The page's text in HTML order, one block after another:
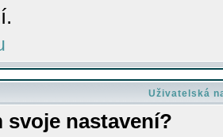
Uživatelská
svoje nastavení?